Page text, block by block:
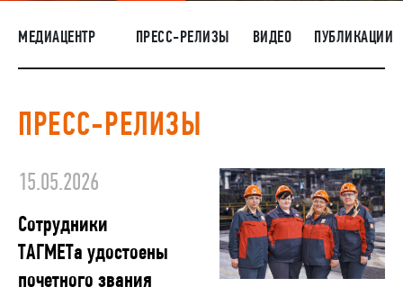
НАШИ ЛЮДИ
ОКРУЖАЮЩАЯ СРЕДА
ЗАКУПКИ
МЕДИАЦЕНТР ПРЕСС-РЕЛИЗЫ ВИДЕО ПУБЛИКАЦИИ
ПРЕСС-РЕЛИЗЫ
15.05.2026
Сотрудники
ТАГМЕТа удостоены
почетного звания